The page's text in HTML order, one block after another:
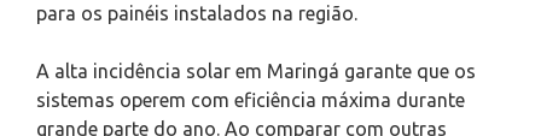
para os painéis instalados na região.
A alta incidência solar em Maringá garante que os
sistemas operem com eficiência máxima durante
grande parte do ano. Ao comparar com outras